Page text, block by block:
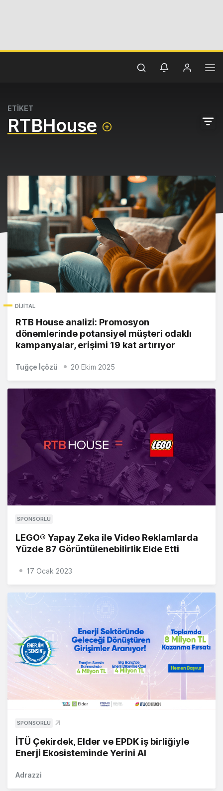
ETİKET
RTBHouse
DIJITAL
RTB House analizi: Promosyon
dönemlerinde potansiyel müşteri odaklı
kampanyalar, erişimi 19 kat artırıyor
Tuğçe İçözü 20 Ekim 2025
SPONSORLU
LEGO® Yapay Zeka ile Video Reklamlarda
Yüzde 87 Görüntülenebilirlik Elde Etti
17 Ocak 2023
SPONSORLU
İTÜ Çekirdek, Elder ve EPDK iş birliğiyle
Enerji Ekosisteminde Yerini Al
Adrazzi